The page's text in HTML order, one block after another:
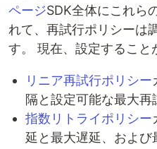
ページSDK全体にこれら
れて、再試行ポリシーは
す。 現在、設定すること
リニア再試行ポリシー
隔と設定可能な最大再
指数リトライポリシー
延と最大遅延、および